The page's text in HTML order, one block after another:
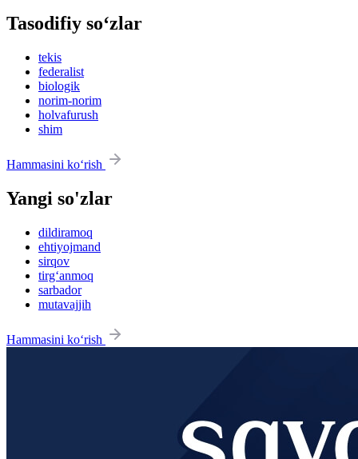
Tasodifiy so‘zlar
tekis
federalist
biologik
norim-norim
holvafurush
shim
Hammasini ko‘rish
Yangi so'zlar
dildiramoq
ehtiyojmand
sirqov
tirg‘anmoq
sarbador
mutavajjih
Hammasini ko‘rish